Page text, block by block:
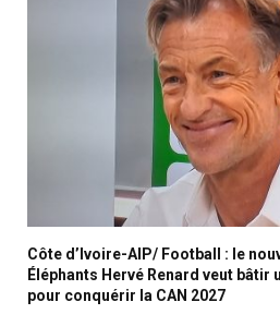
Côte d’Ivoire-AIP/ Football : le
Éléphants Hervé Renard veut bâtir
pour conquérir la CAN 2027